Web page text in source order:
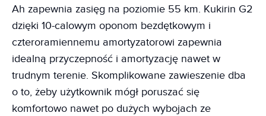
Ah zapewnia zasięg na poziomie 55 km. Kukirin G2
dzięki 10-calowym oponom bezdętkowym i
czteroramiennemu amortyzatorowi zapewnia
idealną przyczepność i amortyzację nawet w
trudnym terenie. Skomplikowane zawieszenie dba
o to, żeby użytkownik mógł poruszać się
komfortowo nawet po dużych wybojach ze